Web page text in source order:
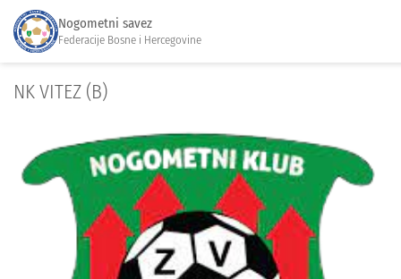
Nogometni savez
Federacije Bosne i Hercegovine
NK VITEZ (B)